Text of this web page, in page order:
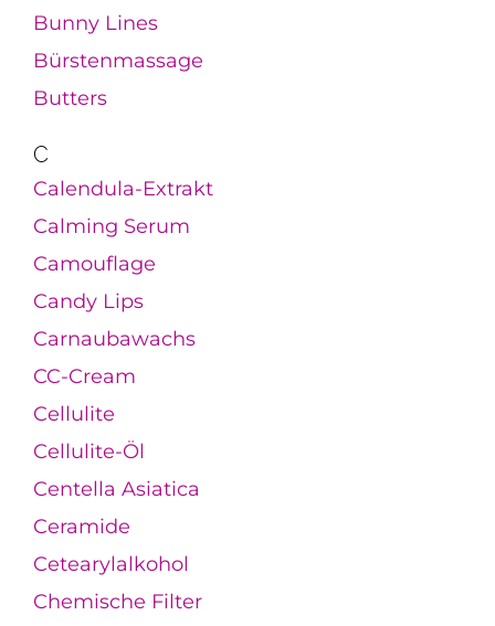
Bunny Lines
Bürstenmassage
Butters
C
Calendula-Extrakt
Calming Serum
Camouflage
Candy Lips
Carnaubawachs
CC-Cream
Cellulite
Cellulite-Öl
Centella Asiatica
Ceramide
Cetearylalkohol
Chemische Filter